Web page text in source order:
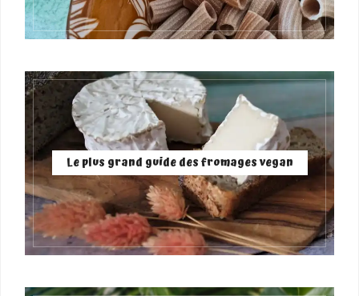
Le plus grand guide des fromages vegan